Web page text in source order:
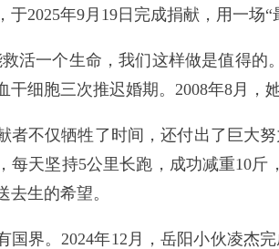
于2025年9月19日完成捐献，用一场
救活一个生命，我们这样做是值得
干细胞三次推迟婚期。2008年8月，
者不仅牺牲了时间，还付出了巨大
每天坚持5公里长跑，成功减重10
去生的希望。
国界。2024年12月，岳阳小伙凌杰